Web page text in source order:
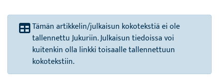
Tämän artikkelin/julkaisun kokotekstiä ei ole
tallennettu Jukuriin. Julkaisun tiedoissa voi
kuitenkin olla linkki toisaalle tallennettuun
kokotekstiin.